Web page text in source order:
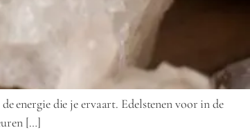
energie die je ervaart. Edelstenen voor in de
[…]